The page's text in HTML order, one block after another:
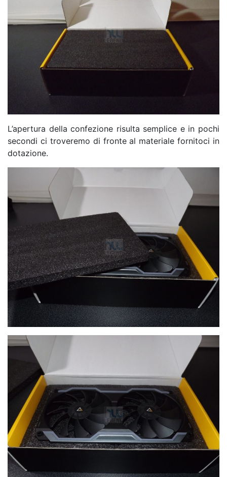
L’apertura della confezione risulta semplice e in pochi
secondi ci troveremo di fronte al materiale fornitoci in
dotazione.